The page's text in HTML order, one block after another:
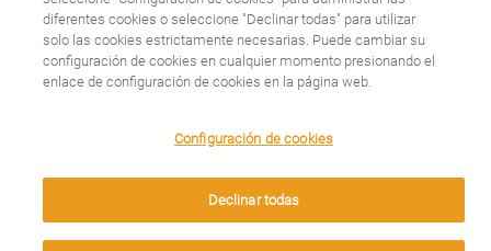
X Facebook
Legal
Condiciones legales
Protección de Datos: Tus Derechos
diferentes cookies o seleccione "Declinar todas" para utilizar
solo las cookies estrictamente necesarias. Puede cambiar su
configuración de cookies en cualquier momento presionando el
enlace de configuración de cookies en la página web.
Configuración de cookies
Declinar todas
We use cookies on this site to enhance your user
giving your consent for us to set cookies.
Aceptar